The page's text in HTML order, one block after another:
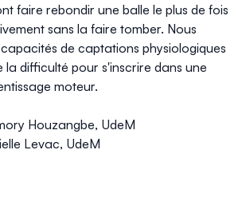
faire rebondir une balle le plus de fois
sans la faire tomber. Nous
de captations physiologiques
difficulté pour s'inscrire dans une
moteur.
Houzangbe, UdeM
Levac, UdeM